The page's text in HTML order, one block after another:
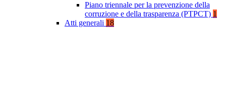
Piano triennale per la prevenzione della
corruzione e della trasparenza (PTPCT) 1
Atti generali 18